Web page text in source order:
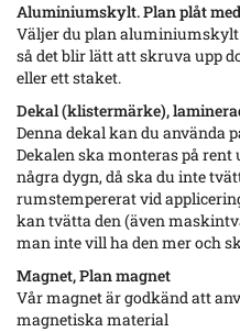
Aluminiumskylt. Plan plåt
Väljer du plan
så det blir lätt att skruva upp
eller ett staket.
Dekal (klistermärke),
Denna dekal kan du använda
Dekalen ska monteras på
några dygn, då ska du inte
rumstempererat vid
kan tvätta den (även
man inte vill ha den mer och
Magnet, Plan magnet
Vår magnet är godkänd att
magnetiska material